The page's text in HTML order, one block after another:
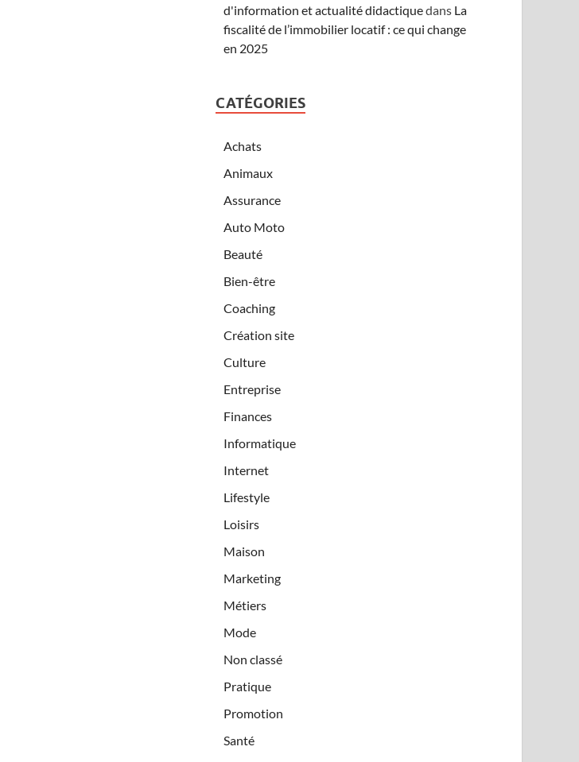
d'information et actualité didactiquedans La
fiscalité de l’immobilier locatif : ce qui change
en 2025
CATÉGORIES
Achats
Animaux
Assurance
Auto Moto
Beauté
Bien-être
Coaching
Création site
Culture
Entreprise
Finances
Informatique
Internet
Lifestyle
Loisirs
Maison
Marketing
Métiers
Mode
Non classé
Pratique
Promotion
Santé